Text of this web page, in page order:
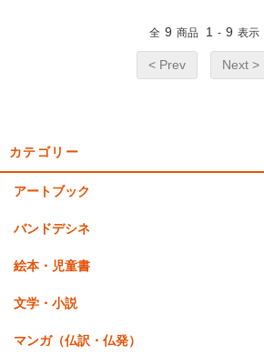
全 9 商品 1 - 9 表示
< Prev Next >
カテゴリー
アートブック
バンドデシネ
絵本・児童書
文学・小説
マンガ（仏訳・仏発）